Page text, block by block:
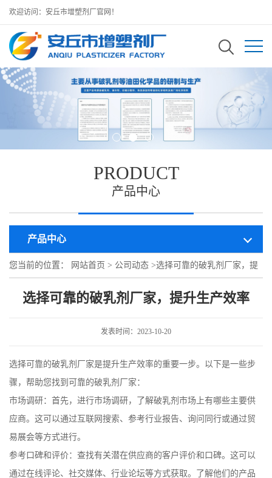
欢迎访问：安丘市增塑剂厂官网！
PRODUCT
产品中心
产品中心
您当前的位置： 网站首页 > 公司动态 >选择可靠的破乳剂厂家，提
升生产效率
选择可靠的破乳剂厂家，提升生产效率
发表时间：2023-10-20
选择可靠的破乳剂厂家是提升生产效率的重要一步。以下是一些步
骤，帮助您找到可靠的破乳剂厂家：
市场调研：首先，进行市场调研，了解破乳剂市场上有哪些主要供
应商。这可以通过互联网搜索、参考行业报告、询问同行或通过贸
易展会等方式进行。
参考口碑和评价：查找有关潜在供应商的客户评价和口碑。这可以
通过在线评论、社交媒体、行业论坛等方式获取。了解他们的产品